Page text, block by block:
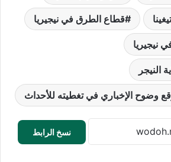
قطاع الطرق في نيجيريا
نيجيريا
النيجر
وضوح الإخباري في تغطيته للأحداث
نسخ الرابط